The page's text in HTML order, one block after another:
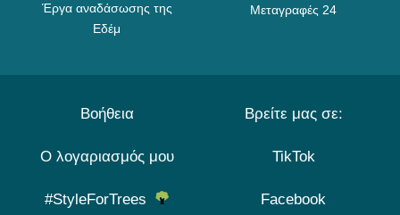
Έργα αναδάσωσης της
Εδέμ
Μεταγραφές 24
Βοήθεια
Ο λογαριασμός μου
#StyleForTrees
Βρείτε μας σε:
TikTok
Facebook